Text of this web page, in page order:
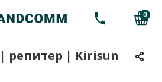
0
репитер | Kirisun